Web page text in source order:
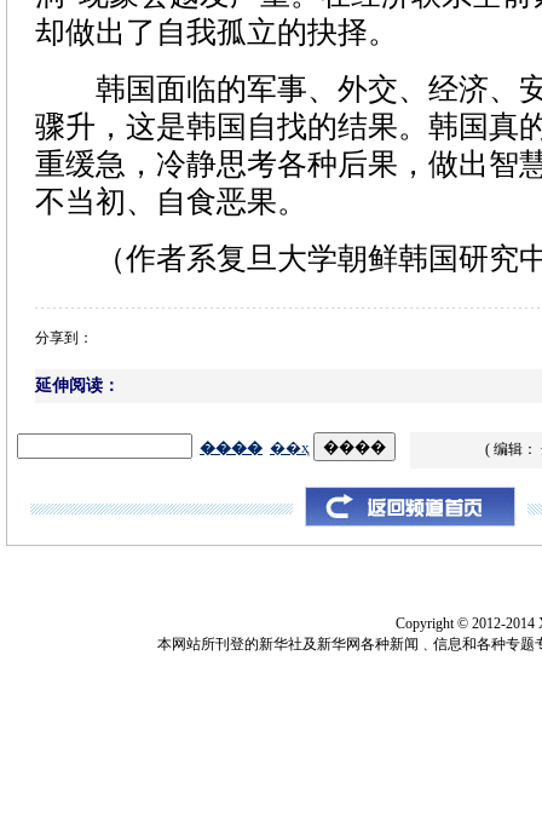
却做出了自我孤立的抉择。
韩国面临的军事、外交、经济、
骤升，这是韩国自找的结果。韩国真
重缓急，冷静思考各种后果，做出智
不当初、自食恶果。
（作者系复旦大学朝鲜韩国研究
分享到：
延伸阅读：
( 编辑：
Copyright © 2012-2014
本网站所刊登的新华社及新华网各种新闻﹑信息和各种专